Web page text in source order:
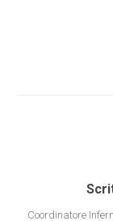
Coordinatore